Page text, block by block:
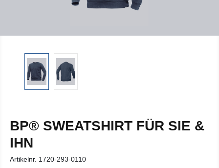
BP® SWEATSHIRT FÜR SIE &
IHN
Artikelnr. 1720-293-0110